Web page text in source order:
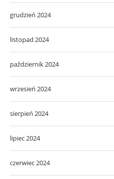
grudzień 2024
listopad 2024
październik 2024
wrzesień 2024
sierpień 2024
lipiec 2024
czerwiec 2024